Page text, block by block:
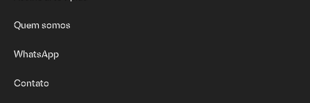
Quem somos
WhatsApp
Contato